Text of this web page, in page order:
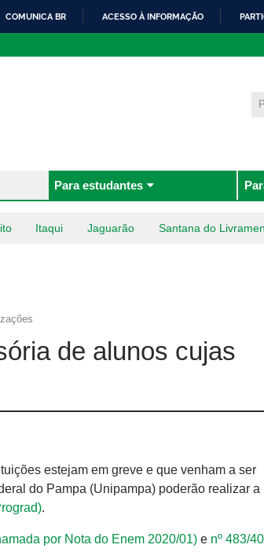
COMUNICA BR ACESSO À INFORMAÇÃO
Para estudantes
Itaqui Jaguarão Santana do
de alunos cujas
estejam em greve e que venham a ser
do Pampa (Unipampa) poderão realizar a
.
por Nota do Enem 2020/01) e nº 483/